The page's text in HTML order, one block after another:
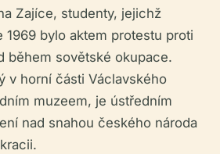
Zajíce, studenty, jejichž
1969 bylo aktem protestu proti
během sovětské okupace.
v horní části Václavského
muzeem, je ústředním
nad snahou českého národa